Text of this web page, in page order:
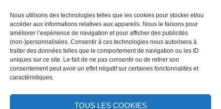
Nous utilisons des technologies telles que les cookies pour stocker et/ou
accéder aux informations relatives aux appareils. Nous le faisons pour
améliorer l’expérience de navigation et pour afficher des publicités
(non-)personnalisées. Consentir à ces technologies nous autorisera à
traiter des données telles que le comportement de navigation ou les ID
uniques sur ce site. Le fait de ne pas consentir ou de retirer son
consentement peut avoir un effet négatif sur certaines fonctonnalités et
caractéristiques.
TOUS LES COOKIES
Accueil Tout savoir sur les fleurs de Bach
Nous avons tous eu, à un moment ou à un […]